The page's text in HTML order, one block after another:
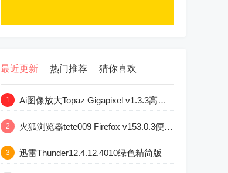
最近更新 热门推荐 猜你喜欢
1 Ai图像放大Topaz Gigapixel v1.3.3高级版
2 火狐浏览器tete009 Firefox v153.0.3便携版
3 迅雷Thunder12.4.12.4010绿色精简版